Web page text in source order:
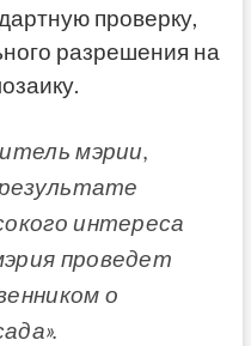
проверку,
разрешения на
мэрии,
интереса
проведет
о